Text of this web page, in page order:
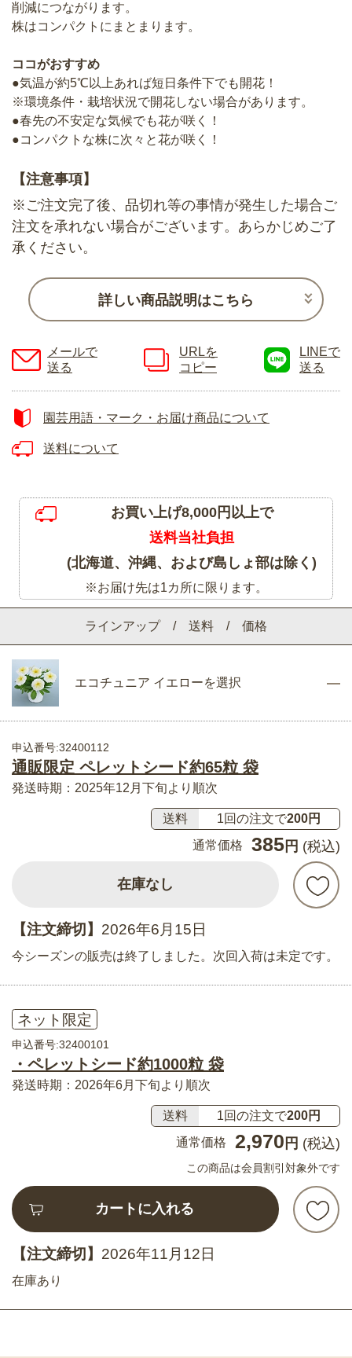
ラインアップ / 送料 / 価格
エコチュニア イエローを選択
申込番号:32400112
通販限定 ペレットシード約65粒 袋
発送時期：2025年12月下旬より順次
送料 1回の注文で200円
通常価格
385 円 (税込)
在庫なし
【注文締切】 2026年6月15日
今シーズンの販売は終了しました。次回入荷は未定です。
ネット限定
申込番号:32400101
・ペレットシード約1000粒 袋
発送時期：2026年6月下旬より順次
送料 1回の注文で200円
通常価格
2,970 円 (税込)
この商品は会員割引対象外です
カートに入れる
【注文締切】 2026年11月12日
在庫あり
削減につながります。
株はコンパクトにまとまります。
ココがおすすめ
●気温が約5℃以上あれば短日条件下でも開花！
※環境条件・栽培状況で開花しない場合があります。
●春先の不安定な気候でも花が咲く！
●コンパクトな株に次々と花が咲く！
【注意事項】
※ご注文完了後、品切れ等の事情が発生した場合ご
注文を承れない場合がございます。あらかじめご了
承ください。
詳しい商品説明はこちら
メールで
送る
URLを
コピー
LINEで
送る
園芸用語・マーク・お届け商品について
送料について
お買い上げ8,000円以上で
送料当社負担
(北海道、沖縄、および島しょ部は除く)
※お届け先は1カ所に限ります。